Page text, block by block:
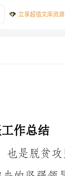
立享超值文库资
2024年是我国脱贫攻坚战的关键一年，也是脱贫攻坚战取得重大
下形成强大合力，聚焦关键问题，采取有效措施，取得了明显成效。